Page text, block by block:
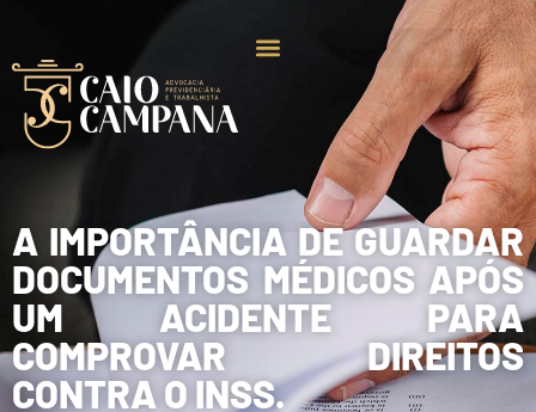
A IMPORTÂNCIA DE GUARDAR
DOCUMENTOS MÉDICOS APÓS
UM ACIDENTE PARA
COMPROVAR DIREITOS
CONTRA O INSS.